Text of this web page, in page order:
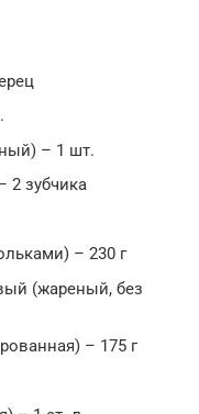
– 1 шт.
2 зубчика
– 230 г
(жареный, без
– 175 г